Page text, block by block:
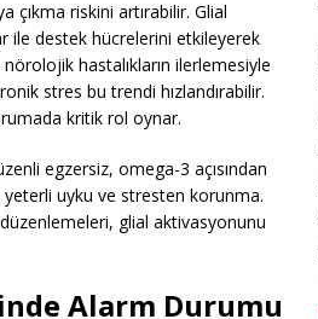
riskini artırabilir. Glial
ile destek hücrelerini etkileyerek
nörolojik hastalıkların ilerlemesiyle
stres bu trendi hızlandırabilir.
kritik rol oynar.
egzersiz, omega-3 açısından
uyku ve stresten korunma.
glial aktivasyonunu
Alarm Durumu